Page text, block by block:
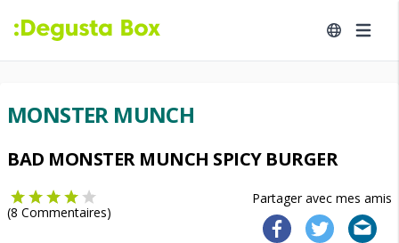
MONSTER MUNCH
BAD MONSTER MUNCH SPICY BURGER
Partager avec mes amis
(8 Commentaires)